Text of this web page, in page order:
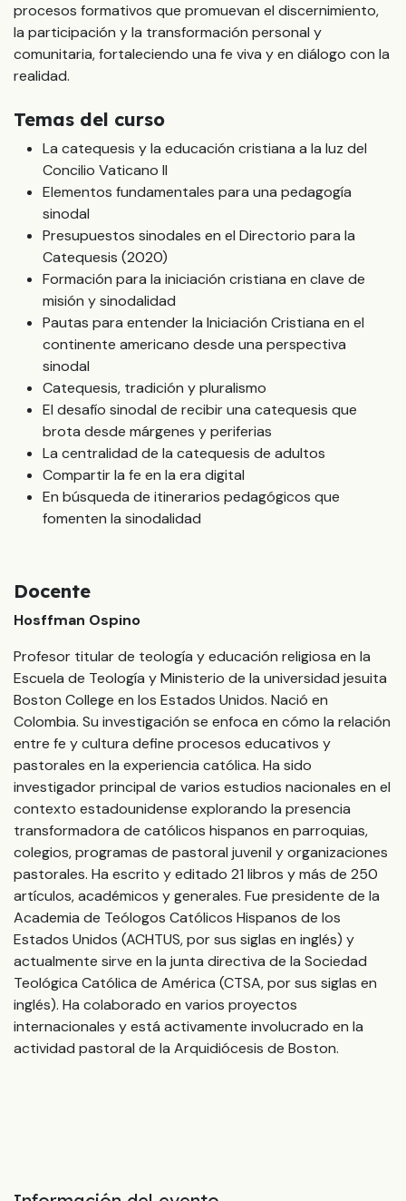
procesos formativos que promuevan el discernimiento,
la participación y la transformación personal y
comunitaria, fortaleciendo una fe viva y en diálogo con la
realidad.
Temas del curso
La catequesis y la educación cristiana a la luz del
Concilio Vaticano II
Elementos fundamentales para una pedagogía
sinodal
Presupuestos sinodales en el Directorio para la
Catequesis (2020)
Formación para la iniciación cristiana en clave de
misión y sinodalidad
Pautas para entender la Iniciación Cristiana en el
continente americano desde una perspectiva
sinodal
Catequesis, tradición y pluralismo
El desafío sinodal de recibir una catequesis que
brota desde márgenes y periferias
La centralidad de la catequesis de adultos
Compartir la fe en la era digital
En búsqueda de itinerarios pedagógicos que
fomenten la sinodalidad
Docente
Hosffman Ospino
Profesor titular de teología y educación religiosa en la
Escuela de Teología y Ministerio de la universidad jesuita
Boston College en los Estados Unidos. Nació en
Colombia. Su investigación se enfoca en cómo la relación
entre fe y cultura define procesos educativos y
pastorales en la experiencia católica. Ha sido
investigador principal de varios estudios nacionales en el
contexto estadounidense explorando la presencia
transformadora de católicos hispanos en parroquias,
colegios, programas de pastoral juvenil y organizaciones
pastorales. Ha escrito y editado 21 libros y más de 250
artículos, académicos y generales. Fue presidente de la
Academia de Teólogos Católicos Hispanos de los
Estados Unidos (ACHTUS, por sus siglas en inglés) y
actualmente sirve en la junta directiva de la Sociedad
Teológica Católica de América (CTSA, por sus siglas en
inglés). Ha colaborado en varios proyectos
internacionales y está activamente involucrado en la
actividad pastoral de la Arquidiócesis de Boston.